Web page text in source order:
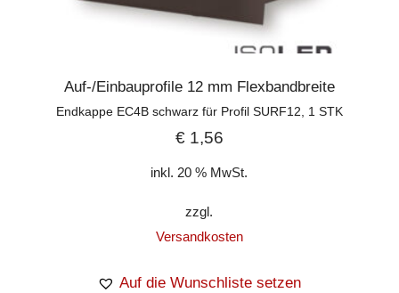
Auf-/Einbauprofile 12 mm Flexbandbreite
Endkappe EC4B schwarz für Profil SURF12, 1 STK
€1,56
inkl. 20 % MwSt.
zzgl.
Versandkosten
Auf die Wunschliste setzen